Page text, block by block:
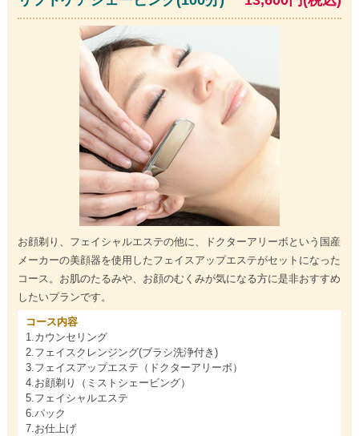
お顔剃り、フェイシャルエステの他に、ドクターアリーボという国産
メーカーの美顔器を使用したフェイスアップエステがセットになった
コース。お肌のたるみや、お顔のむくみが気になる方に是非おすすめ
したいプランです。
コース内容
1.カウンセリング
2.フェイスクレンジング(ブラシ洗浄付き)
3.フェイスアップエステ（ドクターアリーボ）
4.お顔剃り（ミストシェービング）
5.フェイシャルエステ
6.パック
7.お仕上げ